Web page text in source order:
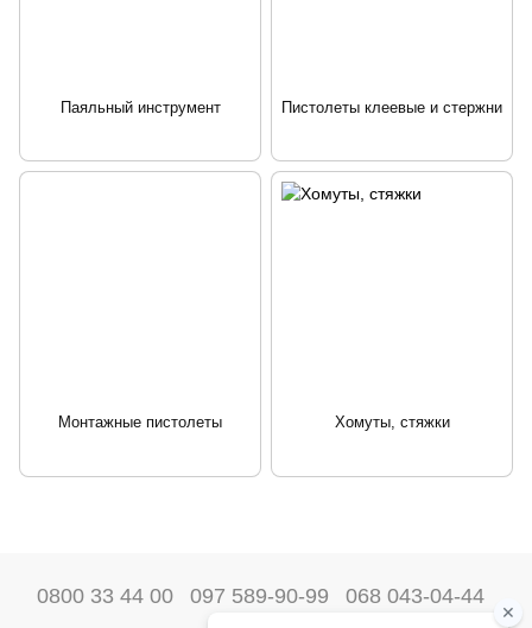
Паяльный инструмент Пистолеты клеевые и стержни
Монтажные пистолеты Хомуты, стяжки
0800 33 44 00 097 589-90-99 068 043-04-44